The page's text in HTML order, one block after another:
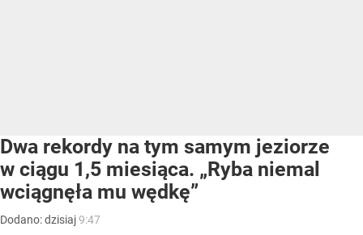
Dwa rekordy na tym samym jeziorze
w ciągu 1,5 miesiąca. „Ryba niemal
wciągnęła mu wędkę”
Dodano:dzisiaj9:47